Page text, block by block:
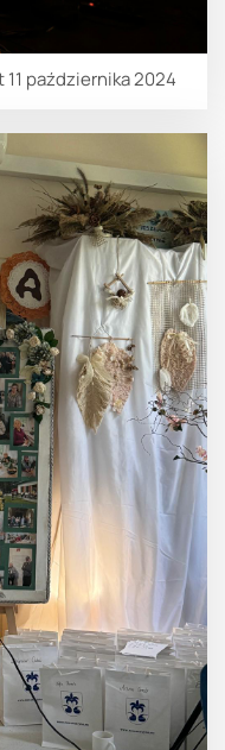
11 października 2024